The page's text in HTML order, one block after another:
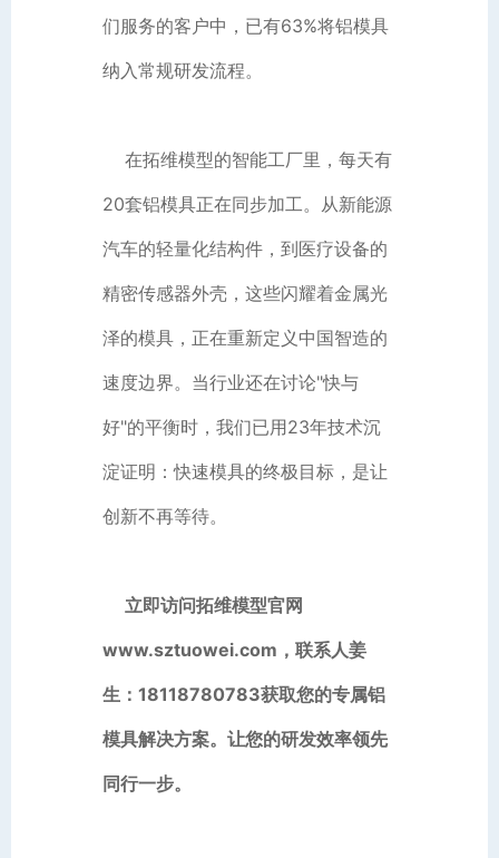
们服务的客户中，已有63%将铝模具
纳入常规研发流程。
在拓维模型的智能工厂里，每天有
20套铝模具正在同步加工。从新能源
汽车的轻量化结构件，到医疗设备的
精密传感器外壳，这些闪耀着金属光
泽的模具，正在重新定义中国智造的
速度边界。当行业还在讨论"快与
好"的平衡时，我们已用23年技术沉
淀证明：快速模具的终极目标，是让
创新不再等待。
立即访问拓维模型官网
www.sztuowei.com，联系人姜
生：18118780783获取您的专属铝
模具解决方案。让您的研发效率领先
同行一步。